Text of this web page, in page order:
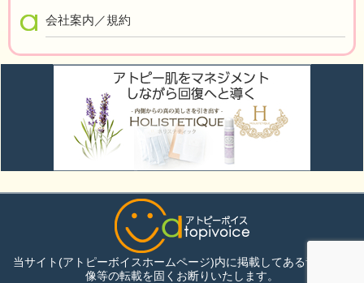
会社案内／規約
当サイト(アトピーボイスホームページ)内に掲載してある音声・画
像等の転載を固くお断りいたします。